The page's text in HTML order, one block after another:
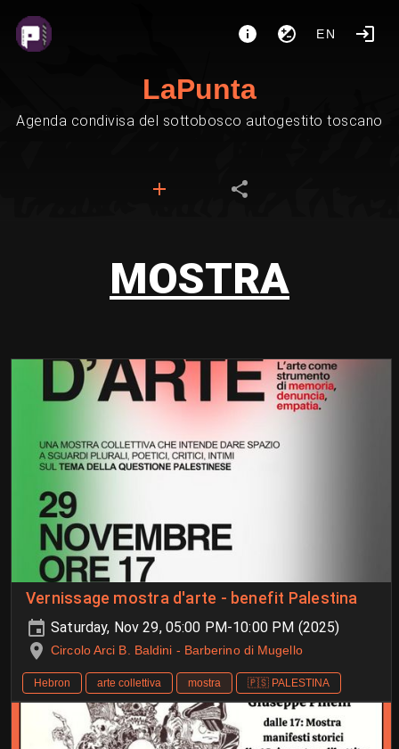
EN
LaPunta
Agenda condivisa del sottobosco autogestito toscano
MOSTRA
Vernissage mostra d'arte - benefit Palestina
Saturday, Nov 29, 05:00 PM-10:00 PM (2025)
Circolo Arci B. Baldini - Barberino di Mugello
Hebron arte collettiva mostra 🇵🇸 PALESTINA